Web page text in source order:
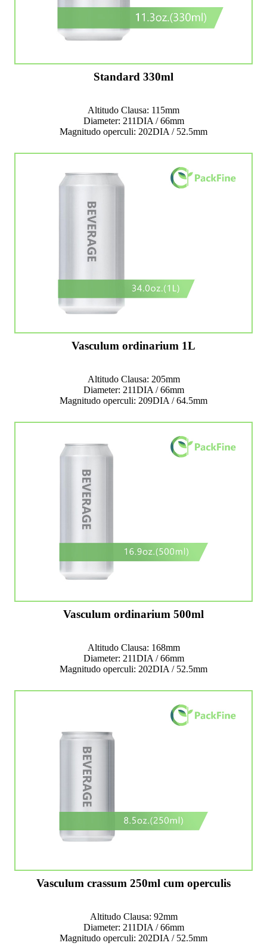
Standard 330ml
Altitudo Clausa: 115mm
Diameter: 211DIA / 66mm
Magnitudo operculi: 202DIA / 52.5mm
Vasculum ordinarium 1L
Altitudo Clausa: 205mm
Diameter: 211DIA / 66mm
Magnitudo operculi: 209DIA / 64.5mm
Vasculum ordinarium 500ml
Altitudo Clausa: 168mm
Diameter: 211DIA / 66mm
Magnitudo operculi: 202DIA / 52.5mm
Vasculum crassum 250ml cum operculis
Altitudo Clausa: 92mm
Diameter: 211DIA / 66mm
Magnitudo operculi: 202DIA / 52.5mm